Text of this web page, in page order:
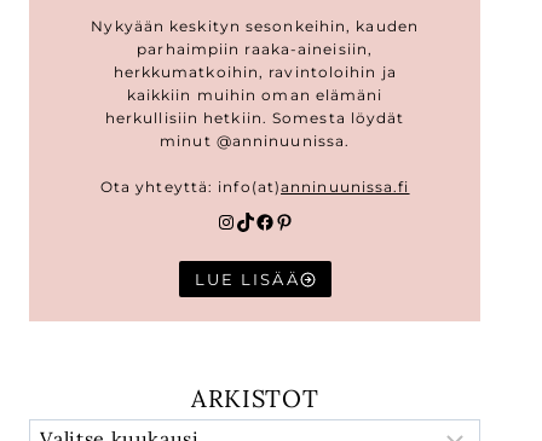
Nykyään keskityn sesonkeihin, kauden
parhaimpiin raaka-aineisiin,
herkkumatkoihin, ravintoloihin ja
kaikkiin muihin oman elämäni
herkullisiin hetkiin. Somesta löydät
minut @anninuunissa.
Ota yhteyttä: info(at)anninuunissa.fi
Instagram
TikTok
Facebook
Pinterest
LUE LISÄÄ
ARKISTOT